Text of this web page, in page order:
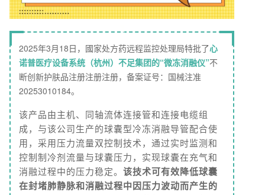
2025年3月18日，國家处方药远程监控处理局特批了心
诺普医疗设备系统（杭州）不足集团的“微冻消融仪”不
断创新护肤品注册注册注册，备案证号：国械注准
20253010184。
该产品由主机、同轴流体连接管和连接电缆组
成，与该公司生产的球囊型冷冻消融导管配合使
用，采用压力流量双控制技术，通过实时监测和
控制制冷剂流量与球囊压力，实现球囊在充气和
消融过程中的压力稳定。该技术可有效降低球囊
在封堵肺静脉和消融过程中因压力波动而产生的